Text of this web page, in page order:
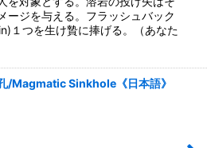
ージを与える。フラッシュバック
１つを生け贄に捧げる。（あなた
/Magmatic Sinkhole《日本語》